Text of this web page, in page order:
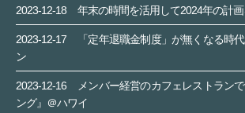
2023-12-18 年末の時間を活用して2024年の計
2023-12-17
「定年退職金制度」が無くなる時
ン
2023-12-16
メンバー経営のカフェレストラン
ング』＠ハワイ